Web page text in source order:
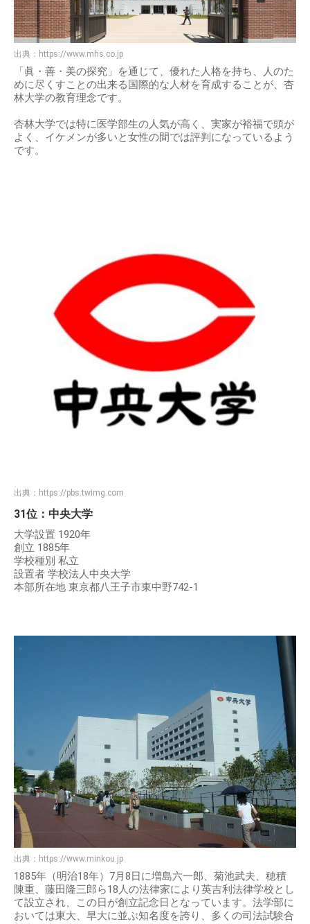
出典： https://www.mhs.co.jp
「眞・善・美の探究」を通じて、優れた人格を持ち、人のた
めに尽くすことの出来る国際的な人材を育成することが、杏
林大学の教育理念です。
杏林大学では特に医学部生の人気が高く、実家が裕福で頭が
よく、イケメンが多いと女性の間では評判になっているよう
です。
出典： https://pbs.twimg.com
31位：中央大学
大学設置 1920年
創立 1885年
学校種別 私立
設置者 学校法人中央大学
本部所在地 東京都八王子市東中野742-1
出典： https://www.minkou.jp
1885年（明治18年）7月8日に増島六一郎、菊池武夫、穂積
陳重、藤田隆三郎ら18人の法律家により英吉利法律学校とし
て設立され、この日が創立記念日となっています。法学部に
おいては東大、早大に並ぶ知名度を誇り、多くの司法試験合